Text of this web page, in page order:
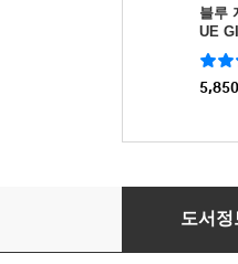
블루
UE
6
5,850
블루 자이언
도서정